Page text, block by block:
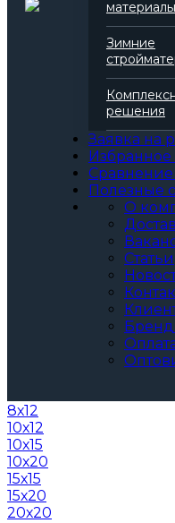
материалы
Зимние
решения
Заявка на
Избранное
Сравнение
Полезные
О
Статьи
146148-4
no name
Область применения
для навесов
для
для строительных
для складских
черный / белый
Все характеристики
Размер, м:
8х12
10х12
10х15
10х20
15х15
15х20
20х20